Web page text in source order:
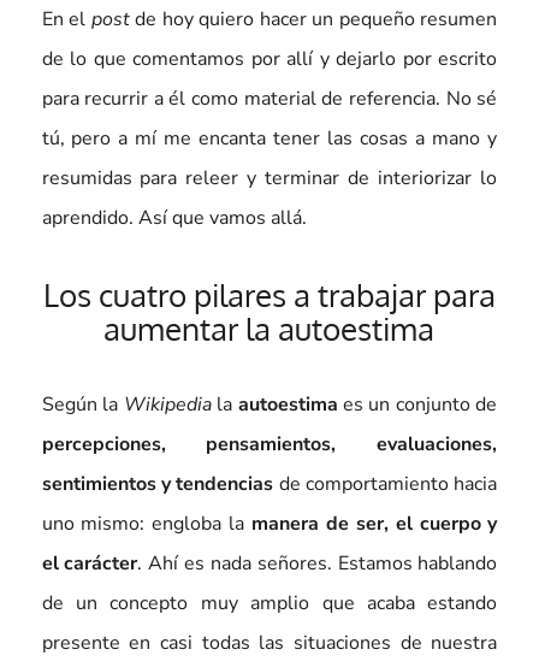
En el postde hoy quiero hacer un pequeño resumen
de lo que comentamos por allí y dejarlo por escrito
para recurrir a él como material de referencia. No sé
tú, pero a mí me encanta tener las cosas a mano y
resumidas para releer y terminar de interiorizar lo
aprendido. Así que vamos allá.
Los cuatro pilares a trabajar para
aumentar la autoestima
Según la Wikipediala autoestima es un conjunto de
percepciones, pensamientos, evaluaciones,
sentimientos y tendencias de comportamiento hacia
uno mismo: engloba la manera de ser, el cuerpo y
el carácter. Ahí es nada señores. Estamos hablando
de un concepto muy amplio que acaba estando
presente en casi todas las situaciones de nuestra